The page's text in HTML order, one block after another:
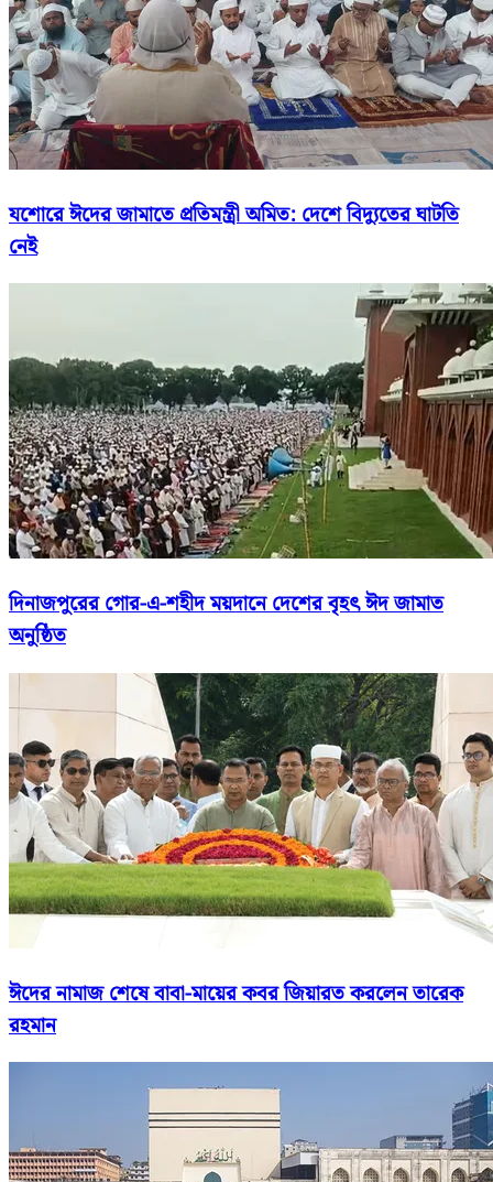
যশোরে ঈদের জামাতে প্রতিমন্ত্রী অমিত: দেশে বিদ্যুতের ঘাটতি
নেই
দিনাজপুরের গোর-এ-শহীদ ময়দানে দেশের বৃহৎ ঈদ জামাত
অনুষ্ঠিত
ঈদের নামাজ শেষে বাবা-মায়ের কবর জিয়ারত করলেন তারেক
রহমান